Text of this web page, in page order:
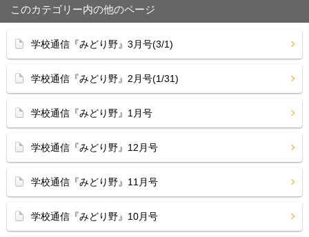
このカテゴリー内の他のページ
学校通信『みどり野』3月号(3/1)
学校通信『みどり野』2月号(1/31)
学校通信『みどり野』1月号
学校通信『みどり野』12月号
学校通信『みどり野』11月号
学校通信『みどり野』10月号